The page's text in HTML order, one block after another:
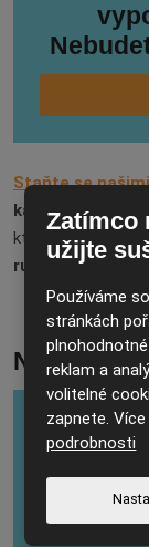
Staňte se
kancelářpo celý
který garantuje
ručíme
Napište
Jméno a
Zatímco
užijte
Používáme
stránkách
reklam a
volitelné
zapnete.
podrobnosti